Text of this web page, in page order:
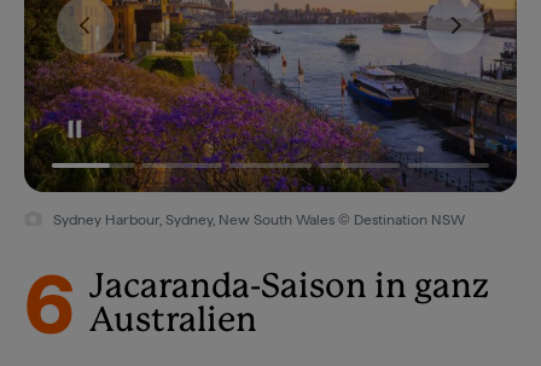
Sydney Harbour, Sydney, New South Wales © Destination NSW
6 Jacaranda-Saison in ganz
Australien